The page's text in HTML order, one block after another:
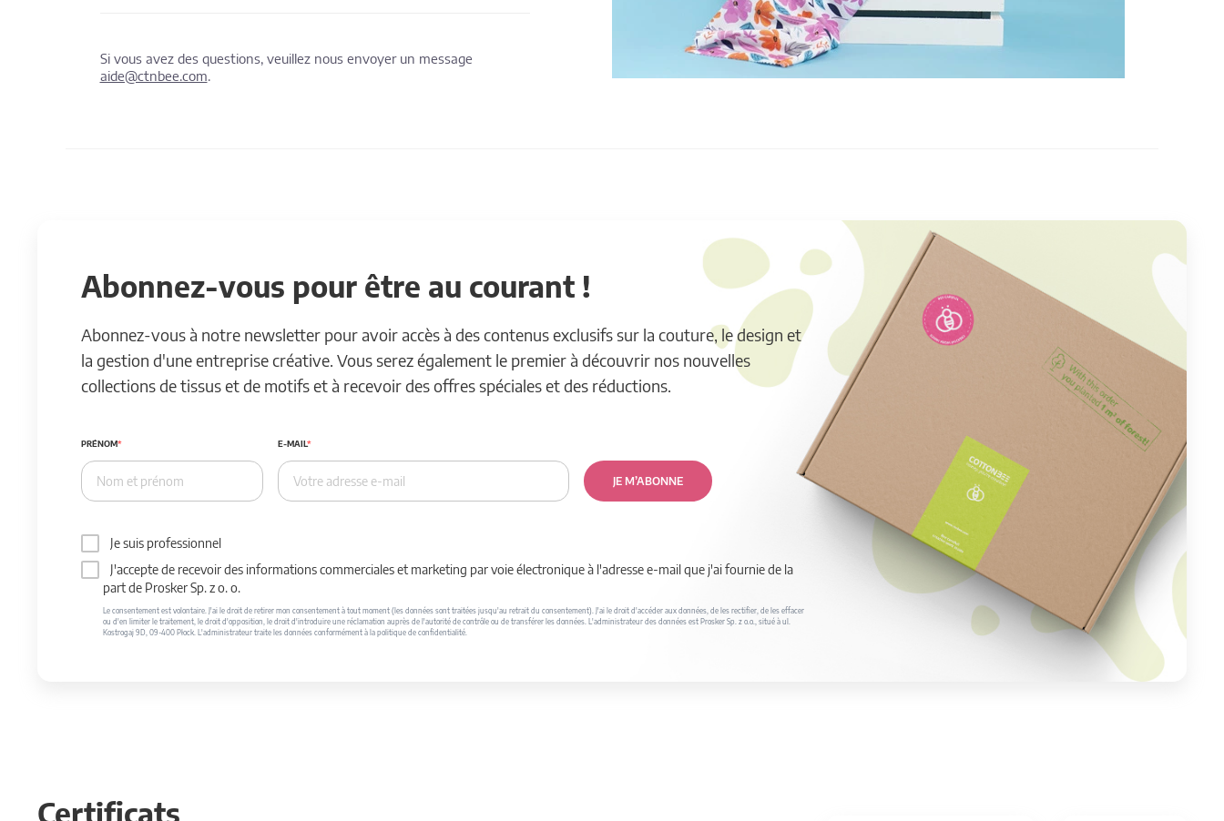
Si vous avez des questions, veuillez nous envoyer un message
aide@ctnbee.com.
Abonnez-vous pour être au courant !
Abonnez-vous à notre newsletter pour avoir accès à des contenus exclusifs sur la couture, le design et
la gestion d'une entreprise créative. Vous serez également le premier à découvrir nos nouvelles
collections de tissus et de motifs et à recevoir des offres spéciales et des réductions.
PRÉNOM E-MAIL
JE M’ABONNE
Je suis professionnel
J'accepte de recevoir des informations commerciales et marketing par voie électronique à l'adresse e-mail que j'ai fournie de la
part de Prosker Sp. z o. o.
Le consentement est volontaire. J'ai le droit de retirer mon consentement à tout moment (les données sont traitées jusqu'au retrait du consentement). J'ai le droit d'accéder aux données, de les rectifier, de les effacer
ou d'en limiter le traitement, le droit d'opposition, le droit d'introduire une réclamation auprès de l'autorité de contrôle ou de transférer les données. L'administrateur des données est Prosker Sp. z o.o., situé à ul.
Kostrogaj 9D, 09-400 Płock. L'administrateur traite les données conformément à la politique de confidentialité.
Certificats